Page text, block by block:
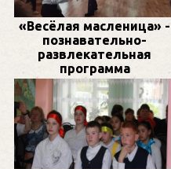
«Весёлая масленица» -
познавательно-
развлекательная
программа